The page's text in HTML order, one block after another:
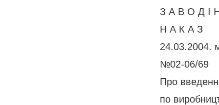
З А В О Д І
Н А К А З
24.03.2004.
№02-06/69
Про
по